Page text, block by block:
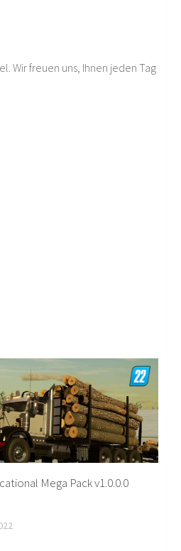
Wir freuen uns, Ihnen jeden Tag
Mega Pack v1.0.0.0